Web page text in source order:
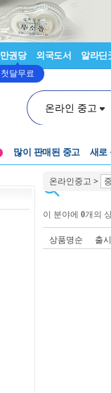
만권당
첫달무료
외국도서 알라딘
온라인 중고
많이 판매된 중고 새로
온라인중고 >
이 분야에 0개의
상품명순 출